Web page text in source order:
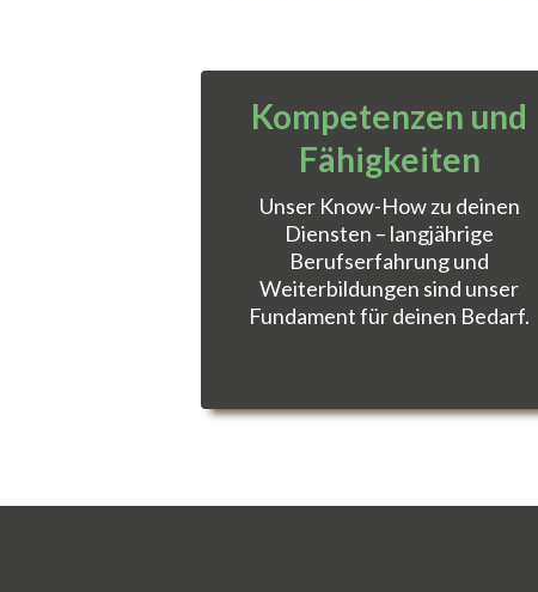
Kompetenzen und
Fähigkeiten
Unser Know-How zu deinen
Diensten – langjährige
Berufserfahrung und
Weiterbildungen sind unser
Fundament für deinen Bedarf.